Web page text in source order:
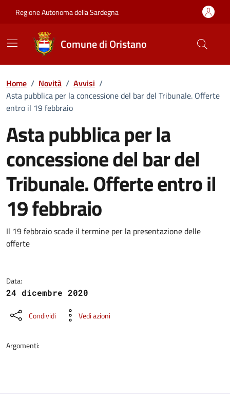
Regione Autonoma della Sardegna
Comune di Oristano
Home / Novità / Avvisi /
Asta pubblica per la concessione del bar del Tribunale. Offerte
entro il 19 febbraio
Asta pubblica per la
concessione del bar del
Tribunale. Offerte entro il
19 febbraio
Dettagli della notizia
Il 19 febbraio scade il termine per la presentazione delle
offerte
Data:
24 dicembre 2020
Condividi Vedi azioni
Argomenti: